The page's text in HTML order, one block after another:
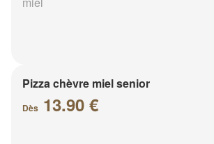
Pizza chèvre miel senior
Dès 13.90 €